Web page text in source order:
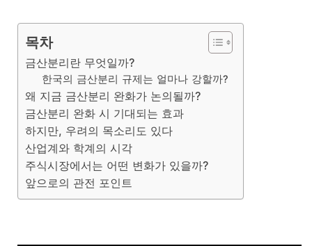
목차
금산분리란 무엇일까?
한국의 금산분리 규제는 얼마나 강할까?
왜 지금 금산분리 완화가 논의될까?
금산분리 완화 시 기대되는 효과
하지만, 우려의 목소리도 있다
산업계와 학계의 시각
주식시장에서는 어떤 변화가 있을까?
앞으로의 관전 포인트